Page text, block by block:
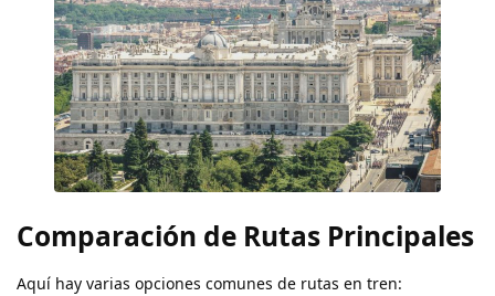
Comparación de Rutas Principales
Aquí hay varias opciones comunes de rutas en tren: